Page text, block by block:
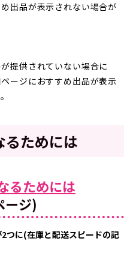
出品が表示されない場合が
提供されていない場合に
ージにおすすめ出品が表示
るためには
るためには
ージ)
つに(在庫と配送スピードの記